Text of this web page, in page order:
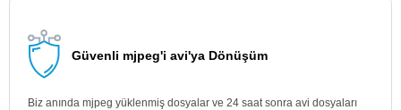
Güvenli mjpeg'i avi'ya Dönüşüm
Biz anında mjpeg yüklenmiş dosyalar ve 24 saat sonra avi dosyaları